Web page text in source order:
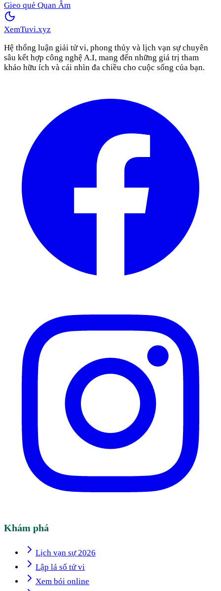
Gieo quẻ Quan Âm
XemTuvi.xyz
Hệ thống luận giải tử vi, phong thủy và lịch vạn sự chuyên
sâu kết hợp công nghệ A.I, mang đến những giá trị tham
khảo hữu ích và cái nhìn đa chiều cho cuộc sống của bạn.
Khám phá
Lịch vạn sự 2026
Lập lá số tử vi
Xem bói online